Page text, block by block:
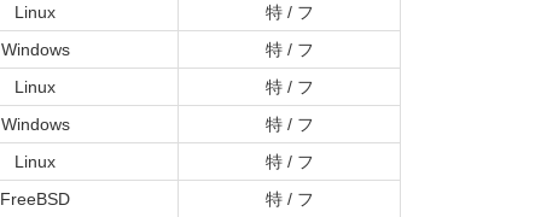
Linux
特 / フ
Windows
特 / フ
Linux
特 / フ
Windows
特 / フ
Linux
特 / フ
FreeBSD
特 / フ